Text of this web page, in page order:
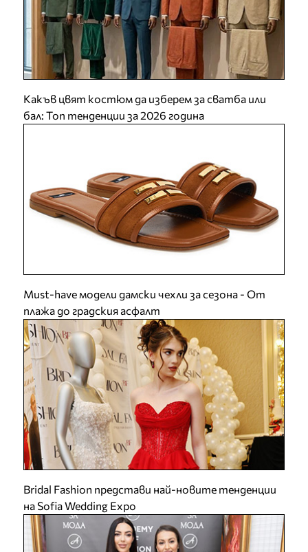
Какъв цвят костюм да изберем за сватба или
бал: Топ тенденции за 2026 година
Must-have модели дамски чехли за сезона - От
плажа до градския асфалт
Bridal Fashion представи най-новите тенденции
на Sofia Wedding Expo